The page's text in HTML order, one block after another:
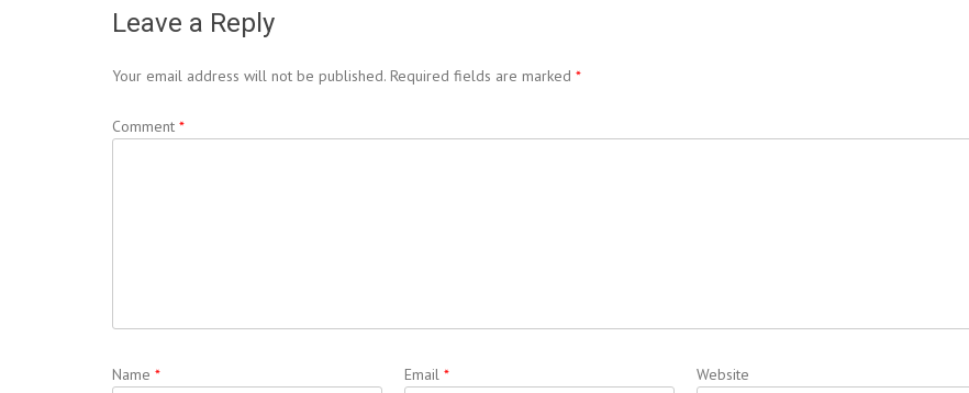
Leave a Reply
Your email address will not be published. Required fields are marked *
Comment *
Name * Email * Website